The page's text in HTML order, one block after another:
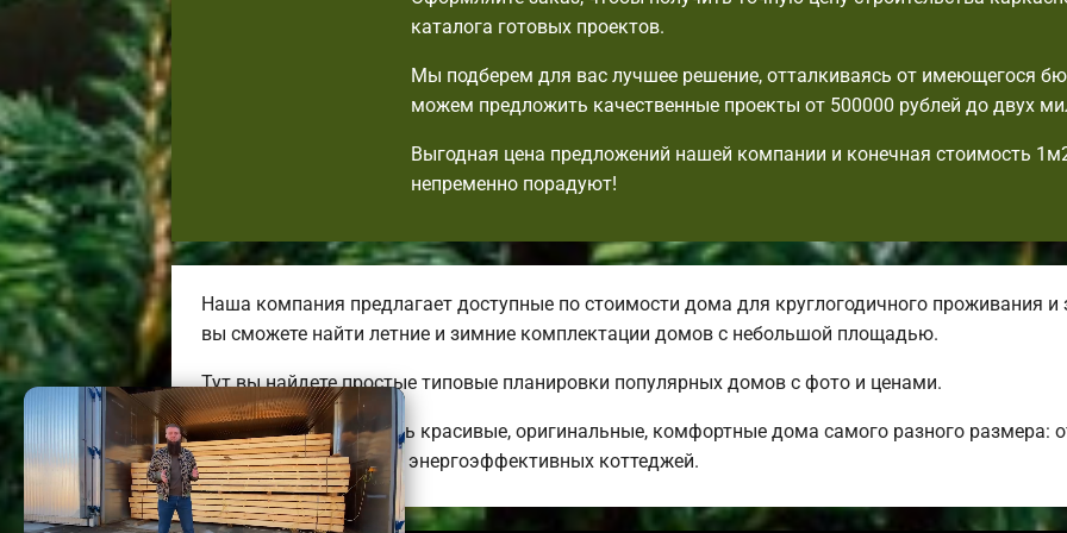
каталога готовых проектов.
Мы подберем для вас лучшее решение, отталкиваясь от имеющегося
можем предложить качественные проекты от 500000 рублей до двух
Выгодная цена предложений нашей компании и конечная стоимость
непременно порадуют!
Наша компания предлагает доступные по стоимости дома для круглогодичного проживания
вы сможете найти летние и зимние комплектации домов с небольшой площадью.
Тут вы найдете простые типовые планировки популярных домов с фото и ценами.
Мы готовы предложить красивые, оригинальные, комфортные дома самого разного размера:
дешевых до огромных энергоэффективных коттеджей.